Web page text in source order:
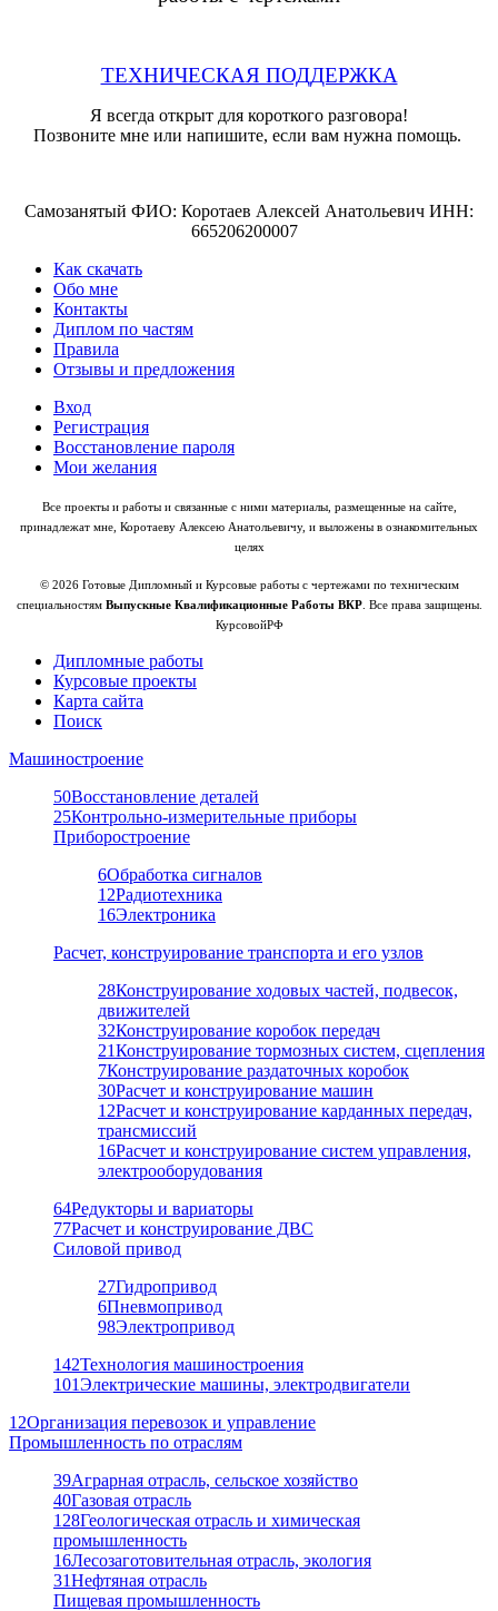
ТЕХНИЧЕСКАЯ ПОДДЕРЖКА
Я всегда открыт для короткого разговора!
Позвоните мне или напишите, если вам нужна помощь.
Самозанятый ФИО: Коротаев Алексей Анатольевич ИНН:
665206200007
Как скачать
Обо мне
Контакты
Диплом по частям
Правила
Отзывы и предложения
Вход
Регистрация
Восстановление пароля
Мои желания
Все проекты и работы и связанные с ними материалы, размещенные на сайте,
принадлежат мне, Коротаеву Алексею Анатольевичу, и выложены в ознакомительных
целях
© 2026 Готовые Дипломный и Курсовые работы с чертежами по техническим
специальностям Выпускные Квалификационные Работы ВКР. Все права защищены.
КурсовойРФ
Дипломные работы
Курсовые проекты
Карта сайта
Поиск
Машиностроение
50Восстановление деталей
25Контрольно-измерительные приборы
Приборостроение
6Обработка сигналов
12Радиотехника
16Электроника
Расчет, конструирование транспорта и его узлов
28Конструирование ходовых частей, подвесок,
движителей
32Конструирование коробок передач
21Конструирование тормозных систем, сцепления
7Конструирование раздаточных коробок
30Расчет и конструирование машин
12Расчет и конструирование карданных передач,
трансмиссий
16Расчет и конструирование систем управления,
электрооборудования
64Редукторы и вариаторы
77Расчет и конструирование ДВС
Силовой привод
27Гидропривод
6Пневмопривод
98Электропривод
142Технология машиностроения
101Электрические машины, электродвигатели
12Организация перевозок и управление
Промышленность по отраслям
39Аграрная отрасль, сельское хозяйство
40Газовая отрасль
128Геологическая отрасль и химическая
промышленность
16Лесозаготовительная отрасль, экология
31Нефтяная отрасль
Пищевая промышленность